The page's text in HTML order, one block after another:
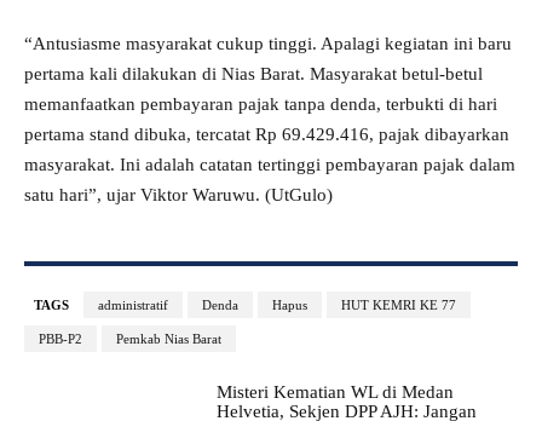
“Antusiasme masyarakat cukup tinggi. Apalagi kegiatan ini baru
pertama kali dilakukan di Nias Barat. Masyarakat betul-betul
memanfaatkan pembayaran pajak tanpa denda, terbukti di hari
pertama stand dibuka, tercatat Rp 69.429.416, pajak dibayarkan
masyarakat. Ini adalah catatan tertinggi pembayaran pajak dalam
satu hari”, ujar Viktor Waruwu. (UtGulo)
TAGS administratif Denda Hapus HUT KEMRI KE 77
PBB-P2 Pemkab Nias Barat
Misteri Kematian WL di Medan
Helvetia, Sekjen DPP AJH: Jangan